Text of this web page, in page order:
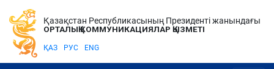
Қазақстан Республикасының Президенті жанындағы
ОРТАЛЫҚ КОММУНИКАЦИЯЛАР ҚЫЗМЕТІ
ҚАЗ РУС ENG